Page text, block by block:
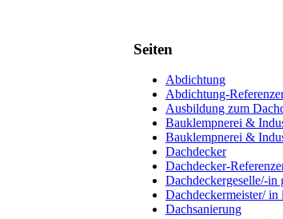
Seiten
Abdichtung
Abdichtung-
Ausbildung zum
Bauklempnerei &
Bauklempnerei &
Dachdecker
Dachdecker-
Dachdeckergeselle/-in
Dachdeckermeister/
Dachsanierung